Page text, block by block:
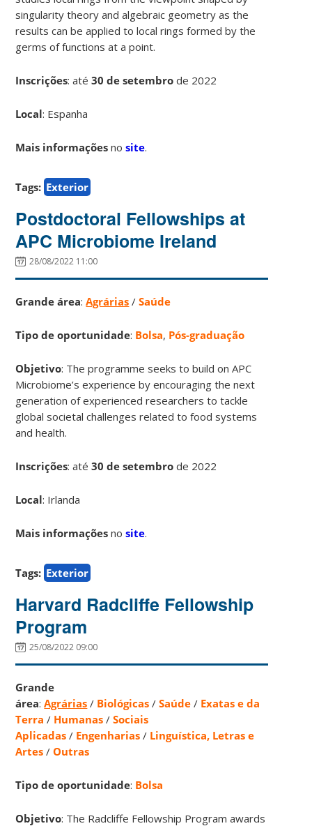
singularity theory and algebraic geometry as the
results can be applied to local rings formed by the
germs of functions at a point.
Inscrições: até30 de setembrode 2022
Local: Espanha
Mais informações nosite.
Tags: Exterior
Postdoctoral Fellowships at
APC Microbiome Ireland
28/08/2022 11:00
Grande área:Agrárias /Saúde
Tipo de oportunidade: Bolsa, Pós-graduação
Objetivo: The programme seeks to build on APC
Microbiome’s experience by encouraging the next
generation of experienced researchers to tackle
global societal challenges related to food systems
and health.
Inscrições: até30 de setembrode 2022
Local: Irlanda
Mais informações nosite.
Tags: Exterior
Harvard Radcliffe Fellowship
Program
25/08/2022 09:00
Grande
área:Agrárias / Biológicas /Saúde / Exatas e da
Terra / Humanas /Sociais
Aplicadas / Engenharias / Linguística, Letras e
Artes /Outras
Tipo de oportunidade: Bolsa
Objetivo: The Radcliffe Fellowship Program awards